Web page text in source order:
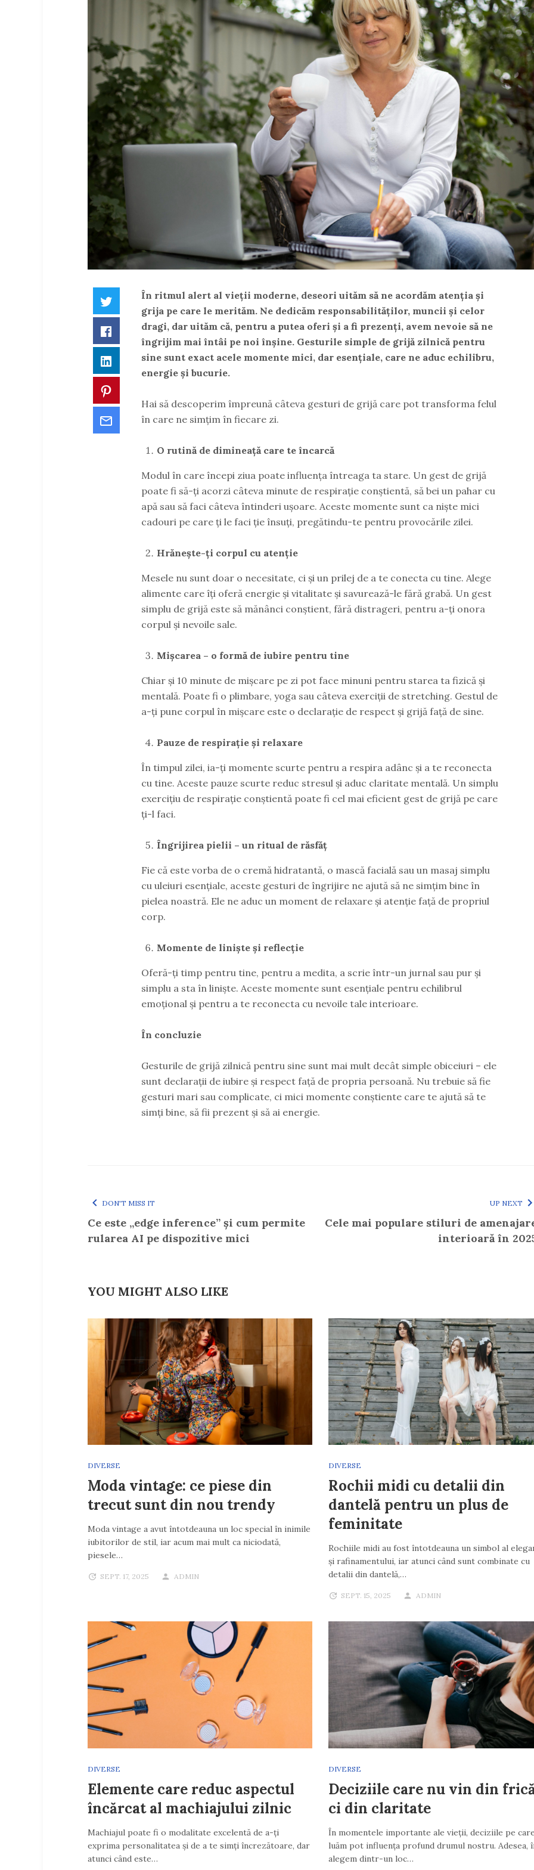
Twitter
Facebook
LinkedIn
În ritmul alert al vieții moderne, deseori uităm să ne acordăm atenția și
grija pe care le merităm. Ne dedicăm responsabilităților, muncii și celor
dragi, dar uităm că, pentru a putea oferi și a fi prezenți, avem nevoie să ne
îngrijim mai întâi pe noi înșine. Gesturile simple de grijă zilnică pentru
sine sunt exact acele momente mici, dar esențiale, care ne aduc echilibru,
energie și bucurie.
Hai să descoperim împreună câteva gesturi de grijă care pot transforma felul
în care ne simțim în fiecare zi.
O rutină de dimineață care te încarcă
Modul în care începi ziua poate influența întreaga ta stare. Un gest de grijă
poate fi să-ți acorzi câteva minute de respirație conștientă, să bei un pahar cu
apă sau să faci câteva întinderi ușoare. Aceste momente sunt ca niște mici
cadouri pe care ți le faci ție însuți, pregătindu-te pentru provocările zilei.
Hrănește-ți corpul cu atenție
Mesele nu sunt doar o necesitate, ci și un prilej de a te conecta cu tine. Alege
alimente care îți oferă energie și vitalitate și savurează-le fără grabă. Un gest
simplu de grijă este să mănânci conștient, fără distrageri, pentru a-ți onora
corpul și nevoile sale.
Mișcarea – o formă de iubire pentru tine
Chiar și 10 minute de mișcare pe zi pot face minuni pentru starea ta fizică și
mentală. Poate fi o plimbare, yoga sau câteva exerciții de stretching. Gestul de
a-ți pune corpul în mișcare este o declarație de respect și grijă față de sine.
Pauze de respirație și relaxare
În timpul zilei, ia-ți momente scurte pentru a respira adânc și a te reconecta
cu tine. Aceste pauze scurte reduc stresul și aduc claritate mentală. Un simplu
exercițiu de respirație conștientă poate fi cel mai eficient gest de grijă pe care
ți-l faci.
Îngrijirea pielii – un ritual de răsfăț
Fie că este vorba de o cremă hidratantă, o mască facială sau un masaj simplu
cu uleiuri esențiale, aceste gesturi de îngrijire ne ajută să ne simțim bine în
pielea noastră. Ele ne aduc un moment de relaxare și atenție față de propriul
corp.
Momente de liniște și reflecție
Oferă-ți timp pentru tine, pentru a medita, a scrie într-un jurnal sau pur și
simplu a sta în liniște. Aceste momente sunt esențiale pentru echilibrul
emoțional și pentru a te reconecta cu nevoile tale interioare.
În concluzie
Gesturile de grijă zilnică pentru sine sunt mai mult decât simple obiceiuri – ele
sunt declarații de iubire și respect față de propria persoană. Nu trebuie să fie
gesturi mari sau complicate, ci mici momente conștiente care te ajută să te
simți bine, să fii prezent și să ai energie.
DON'T MISS IT
Ce este „edge inference” și cum permite
rularea AI pe dispozitive mici
UP NEXT
Cele mai populare stiluri de
interioară în
YOU MIGHT ALSO LIKE
DIVERSE
Moda vintage: ce piese din
trecut sunt din nou trendy
Moda vintage a avut întotdeauna un loc special în inimile
iubitorilor de stil, iar acum mai mult ca niciodată,
piesele…
SEPT. 17, 2025 ADMIN
DIVERSE
Rochii midi cu detalii din
dantelă pentru un plus de
feminitate
Rochiile midi au fost întotdeauna un simbol al
și rafinamentului, iar atunci când sunt combinate cu
detalii din dantelă,…
SEPT. 15, 2025 ADMIN
DIVERSE
Elemente care reduc aspectul
încărcat al machiajului zilnic
Machiajul poate fi o modalitate excelentă de a-ți
exprima personalitatea și de a te simți încrezătoare, dar
atunci când este…
DIVERSE
Deciziile care nu vin din
ci din claritate
În momentele importante ale vieții, deciziile pe
luăm pot influența profund drumul nostru. Adesea,
alegem dintr-un loc…